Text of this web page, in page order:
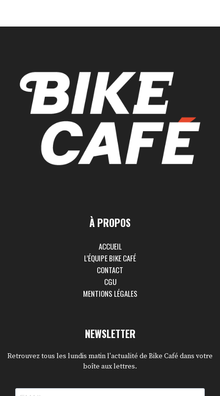
À PROPOS
ACCUEIL
L’ÉQUIPE BIKE CAFÉ
CONTACT
CGU
MENTIONS LÉGALES
NEWSLETTER
Retrouvez tous les lundis matin l'actualité de Bike Café dans votre
boîte aux lettres.